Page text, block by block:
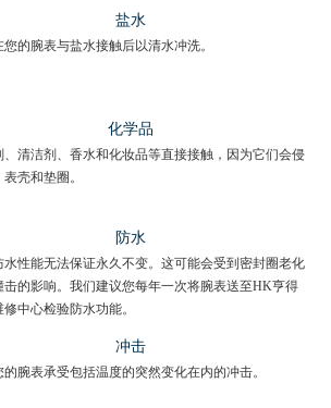
盐水
的腕表与盐水接触后以清水冲洗。
化学品
、清洁剂、香水和化妆品等直接接触，因为它们会侵
壳和垫圈。
防水
水性能无法保证永久不变。这可能会受到密封圈老化
击的影响。我们建议您每年一次将腕表送至HK亨得
中心检验防水功能。
冲击
腕表承受包括温度的突然变化在内的冲击。